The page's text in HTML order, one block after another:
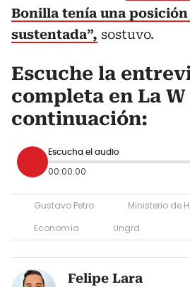
Bonilla tenía una
sustentada”, sostuvo.
Escuche la
completa en La W
continuación:
Escucha el audio
00:00:00
Gustavo Petro
Ministerio de
Economía
Ungrd
Felipe Lara